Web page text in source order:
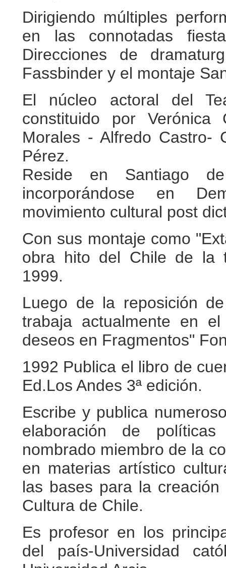
Dirigiendo múltiples
en las connotadas
Direcciones de
Fassbinder y el montaje
El núcleo actoral del
constituido por Verónica
Morales - Alfredo Castro-
Pérez.
Reside en Santiago
incorporándose en
movimiento cultural post
Con sus montaje como
obra hito del Chile de la
1999.
Luego de la reposición
trabaja actualmente en
deseos en Fragmentos"
1992 Publica el libro de
Ed.Los Andes 3ª edición.
Escribe y publica
elaboración de
nombrado miembro de la
en materias artístico
las bases para la
Cultura de Chile.
Es profesor en los
del país-Universidad